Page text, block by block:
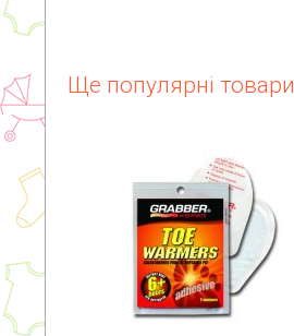
Ще популярні товари